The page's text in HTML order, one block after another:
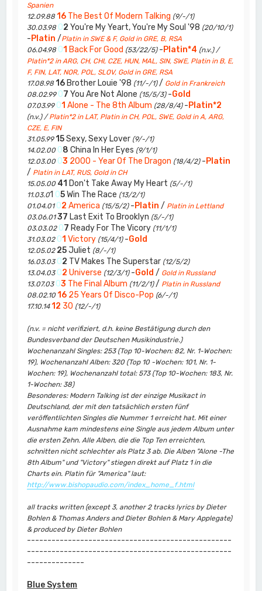
Spanien
12.09.88 16 The Best Of Modern Talking (9/-/1)
30.03.98 02 You're My Yeart, You're My Soul '98 (20/10/1)
-Platin /Platin in SWE & F, Gold in GRE, B, RSA
06.04.98 01 Back For Good (53/22/5)-Platin*4 (n.v.) /
Platin*2 in ARG, CH, CHI, CZE, HUN, MAL, SIN, SWE, Platin in B, E,
F, FIN, LAT, NOR, POL, SLOV, Gold in GRE, RSA
17.08.98 16 Brother Louie '98 (11/-/1)/ Gold in Frankreich
08.02.99 07 You Are Not Alone (15/5/3)-Gold
07.03.99 01 Alone - The 8th Album (28/8/4)-Platin*2
(n.v.) /Platin*2 in LAT, Platin in CH, POL, SWE, Gold in A, ARG,
CZE, E, FIN
31.05.99 15Sexy, Sexy Lover (9/-/1)
14.02.00 08 China In Her Eyes (9/1/1)
12.03.00 03 2000 - Year Of The Dragon (18/4/2)-Platin
/ Platin in LAT, RUS, Gold in CH
15.05.00 41 Don't Take Away My Heart (5/-/1)
11.03.01 05Win The Race (13/2/1)
01.04.01 02 America (15/5/2)-Platin / Platin in Lettland
03.06.01 37 Last Exit To Brooklyn (5/-/1)
03.03.02 07 Ready For The Vicory (11/1/1)
31.03.02 01 Victory (15/4/1)-Gold
12.05.02 25Juliet (8/-/1)
16.03.03 02 TV Makes The Superstar (12/5/2)
13.04.03 02 Universe (12/3/1)-Gold/ Gold in Russland
13.07.03 03 The Final Album (11/2/1)/ Platin in Russland
08.02.10 16 25 Years Of Disco-Pop (6/-/1)
17.10.14 12 30 (12/-/1)
(n.v. = nicht verifiziert, d.h. keine Bestätigung durch den
Bundesverband der Deutschen Musikindustrie.)
Wochenanzahl Singles: 253 (Top 10-Wochen: 82, Nr. 1-Wochen:
19), Wochenanzahl Alben: 320 (Top 10 -Wochen: 101, Nr. 1-
Wochen: 19), Wochenanzahl total: 573 (Top 10-Wochen: 183, Nr.
1-Wochen: 38)
Besonderes: Modern Talking ist der einzige Musikact in
Deutschland, der mit den tatsächlich ersten fünf
veröffentlichten Singles die Nummer 1 erreicht hat. Mit einer
Ausnahme kam mindestens eine Single aus jedem Album unter
die ersten Zehn. Alle Alben, die die Top Ten erreichten,
schnitten nicht schlechter als Platz 3 ab. Die Alben "Alone -The
8th Album" und "Victory" stiegen direkt auf Platz 1 in die
Charts ein. Platin für "America" laut:
http://www.bishopaudio.com/index_home_f.html
all tracks written (except 3, another 2 tracks lyrics by Dieter
Bohlen & Thomas Anders and Dieter Bohlen & Mary Applegate)
& produced by Dieter Bohlen
--------------------------------------------------
--------------------------------------------------
--------------
Blue System